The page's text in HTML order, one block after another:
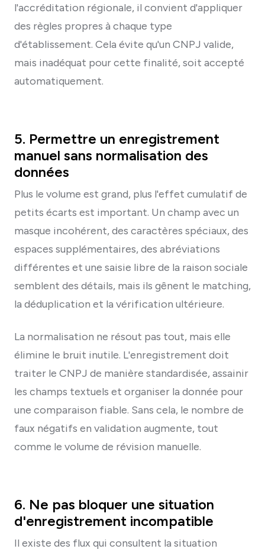
l'accréditation régionale, il convient d'appliquer
des règles propres à chaque type
d'établissement. Cela évite qu'un CNPJ valide,
mais inadéquat pour cette finalité, soit accepté
automatiquement.
5. Permettre un enregistrement
manuel sans normalisation des
données
Plus le volume est grand, plus l'effet cumulatif de
petits écarts est important. Un champ avec un
masque incohérent, des caractères spéciaux, des
espaces supplémentaires, des abréviations
différentes et une saisie libre de la raison sociale
semblent des détails, mais ils gênent le matching,
la déduplication et la vérification ultérieure.
La normalisation ne résout pas tout, mais elle
élimine le bruit inutile. L'enregistrement doit
traiter le CNPJ de manière standardisée, assainir
les champs textuels et organiser la donnée pour
une comparaison fiable. Sans cela, le nombre de
faux négatifs en validation augmente, tout
comme le volume de révision manuelle.
6. Ne pas bloquer une situation
d'enregistrement incompatible
Il existe des flux qui consultent la situation